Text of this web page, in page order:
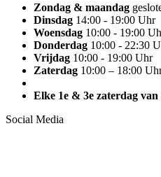
Zondag & maandag
Dinsdag 14:00 - 19:00 Uhr
Woensdag 10:00 - 19:00
Donderdag 10:00 - 22:30
Vrijdag 10:00 - 19:00 Uhr
Zaterdag 10:00 – 18:00
Elke 1e & 3e zaterdag
Social Media